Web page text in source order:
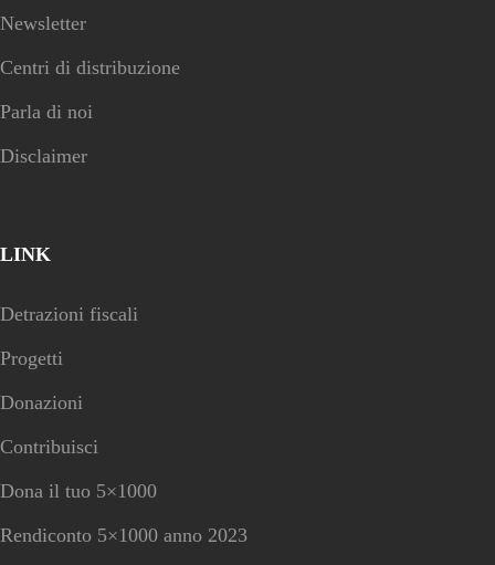
Newsletter
Centri di distribuzione
Parla di noi
Disclaimer
LINK
Detrazioni fiscali
Progetti
Donazioni
Contribuisci
Dona il tuo 5×1000
Rendiconto 5×1000 anno 2023